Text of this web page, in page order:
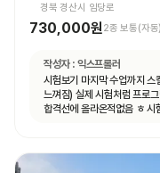
경북 경산시 임당로
730,000원 2종 보통(자동)
작성자 : 익스프롤러
시험보기 마지막 수업까지 스
느껴짐) 실제 시험처럼 프로
합격선에 올라온적없음 ㅎ 시